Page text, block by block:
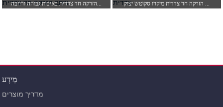
מֵידָע
מדריך מוצרים